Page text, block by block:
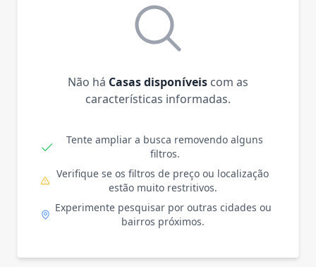
Não há Casas disponíveis com as
características informadas.
Tente ampliar a busca removendo alguns
filtros.
Verifique se os filtros de preço ou localização
estão muito restritivos.
Experimente pesquisar por outras cidades ou
bairros próximos.